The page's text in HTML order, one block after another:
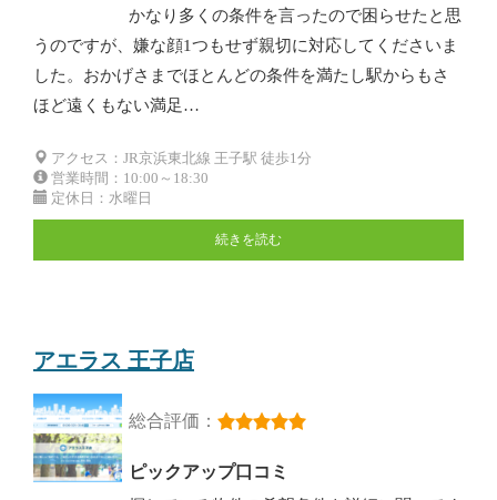
かなり多くの条件を言ったので困らせたと思
うのですが、嫌な顔1つもせず親切に対応してくださいま
した。おかげさまでほとんどの条件を満たし駅からもさ
ほど遠くもない満足…
アクセス：JR京浜東北線 王子駅 徒歩1分
営業時間：10:00～18:30
定休日：水曜日
続きを読む
アエラス 王子店
総合評価：
ピックアップ口コミ